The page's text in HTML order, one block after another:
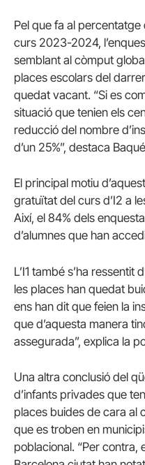
Pel que fa al
curs 2023-2024,
semblant al còmput
places escolars del
quedat vacant. “Si es
situació que tenien els
reducció del nombre
d’un 25%”, destaca
El principal motiu
gratuïtat del curs d’I2 a
Així, el 84% dels
d’alumnes que han
L’I1 també s’ha ressentit
les places han quedat
ens han dit que feien la
que d’aquesta manera
assegurada”, explica la
Una altra conclusió del
d’infants privades que
places buides de cara al
que es troben en
poblacional. “Per contra,